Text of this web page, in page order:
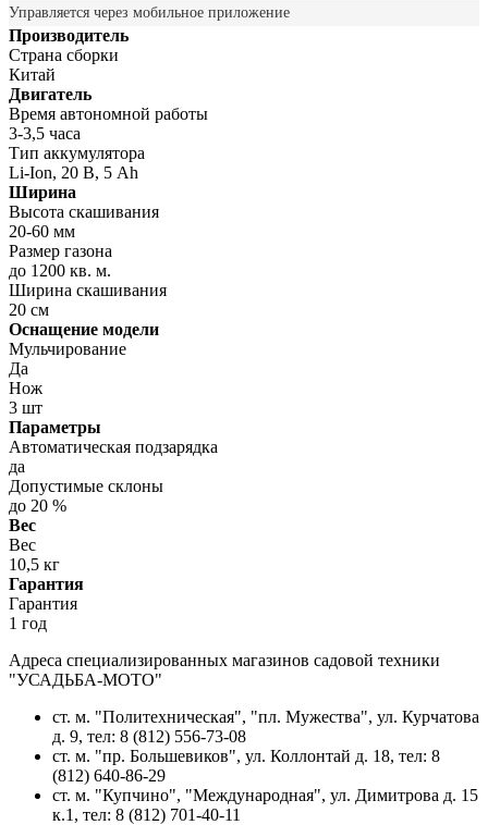
Управляется через мобильное приложение
Производитель
Страна сборки
Китай
Двигатель
Время автономной работы
3-3,5 часа
Тип аккумулятора
Li-Ion, 20 В, 5 Ah
Ширина
Высота скашивания
20-60 мм
Размер газона
до 1200 кв. м.
Ширина скашивания
20 см
Оснащение модели
Мульчирование
Да
Нож
3 шт
Параметры
Автоматическая подзарядка
да
Допустимые склоны
до 20 %
Вес
Вес
10,5 кг
Гарантия
Гарантия
1 год
Адреса специализированных магазинов садовой техники
"УСАДЬБА-МОТО"
ст. м. "Политехническая", "пл. Мужества", ул. Курчатова
д. 9, тел: 8 (812) 556-73-08
ст. м. "пр. Большевиков", ул. Коллонтай д. 18, тел: 8
(812) 640-86-29
ст. м. "Купчино", "Международная", ул. Димитрова д. 15
к.1 , тел: 8 (812) 701-40-11